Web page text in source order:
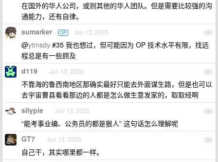
在国外的华人公司，或则其他的华人团队。但是需要比较强的沟
通能力，还有自律。
36
sumarker OP Jun 13, 2025
@ytmsdy #35 我也想过，但可能因为 OP 技术水平有限，找远
程总是有一些顾及
37
d119 Jun 13, 2025
不靠海的鲁西南地区那确实最好只能去外面谋生路，但是也可以
去宇宙曹县看看那边的人都是怎么做生意发家的，取取经啊
38
silypie Jun 13, 2025
“能考事业编、公务员的都是狠人” 这句话怎么理解呢
39
GT7 Jun 13, 2025
自己干，其实哪里都一样。